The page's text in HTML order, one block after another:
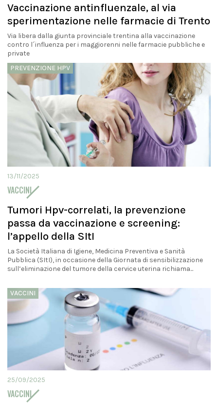
Vaccinazione antinfluenzale, al via
sperimentazione nelle farmacie di Trento
Via libera dalla giunta provinciale trentina alla vaccinazione
contro l´influenza per i maggiorenni nelle farmacie pubbliche e
private
PREVENZIONE HPV
13/11/2025
VACCINI
Tumori Hpv-correlati, la prevenzione
passa da vaccinazione e screening:
l’appello della SItI
La Società Italiana di Igiene, Medicina Preventiva e Sanità
Pubblica (SItI), in occasione della Giornata di sensibilizzazione
sull’eliminazione del tumore della cervice uterina richiama...
VACCINI
25/09/2025
VACCINI